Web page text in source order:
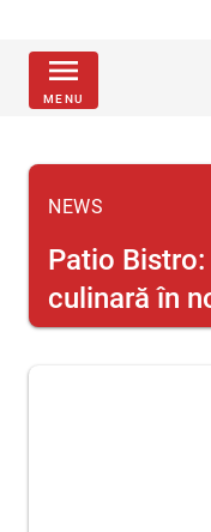
menu
MENU
NEWS
Patio
culinară în